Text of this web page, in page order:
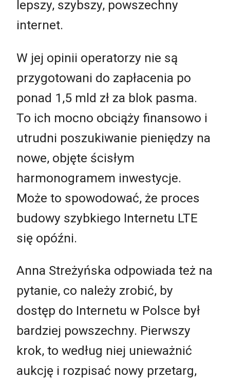
lepszy, szybszy, powszechny
internet.
W jej opinii operatorzy nie są
przygotowani do zapłacenia po
ponad 1,5 mld zł za blok pasma.
To ich mocno obciąży finansowo i
utrudni poszukiwanie pieniędzy na
nowe, objęte ścisłym
harmonogramem inwestycje.
Może to spowodować, że proces
budowy szybkiego Internetu LTE
się opóźni.
Anna Streżyńska odpowiada też na
pytanie, co należy zrobić, by
dostęp do Internetu w Polsce był
bardziej powszechny. Pierwszy
krok, to według niej unieważnić
aukcję i rozpisać nowy przetarg,